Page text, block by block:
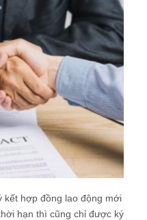
kết hợp đồng lao động mới
hạn thì cũng chỉ được ký